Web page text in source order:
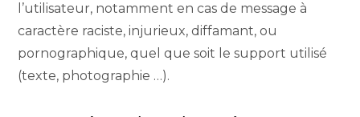
l’utilisateur, notamment en cas de message à
caractère raciste, injurieux, diffamant, ou
pornographique, quel que soit le support utilisé
(texte, photographie …).